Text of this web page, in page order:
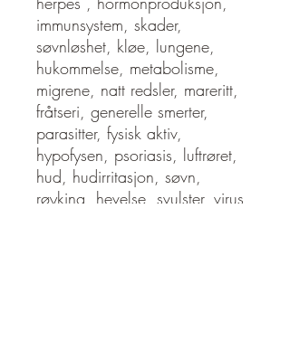
immunsystem, skader,
søvnløshet, kløe, lungene,
hukommelse, metabolisme,
migrene, natt redsler, mareritt,
fråtseri, generelle smerter,
parasitter, fysisk aktiv,
hypofysen, psoriasis, luftrøret,
hud, hudirritasjon, søvn,
røyking, hevelse, svulster, virus,